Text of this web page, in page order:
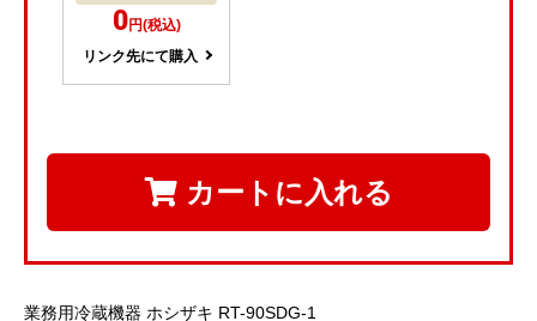
0円(税込)
リンク先にて購入
カートに入れる
業務用冷蔵機器 ホシザキ RT-90SDG-1